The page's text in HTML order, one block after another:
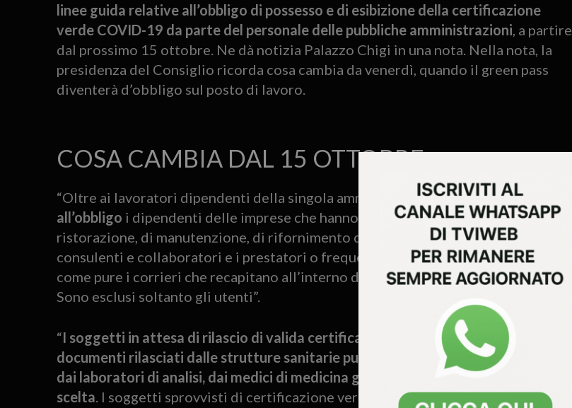
linee guida relative all’obbligo di possesso e di esibizione della certificazione
verde COVID-19 da parte del personale delle pubbliche amministrazioni, a partire
dal prossimo 15 ottobre. Ne dà notizia Palazzo Chigi in una nota. Nella nota, la
presidenza del Consiglio ricorda cosa cambia da venerdì, quando il green pass
diventerà d’obbligo sul posto di lavoro.
COSA CAMBIA DAL 15 OTTOBRE
“Oltre ai lavoratori dipendenti della singola amministrazione, sonosoggetti
all’obbligo i dipendenti delle imprese che hanno in appalto i servizi di pulizia, di
ristorazione, di manutenzione, di rifornimento dei distributori automatici, i
consulenti e collaboratori e i prestatori o frequentatori di corsi di formazione,
come pure i corrieri che recapitano all’interno degli uffici posta d’ufficio o privata.
Sono esclusi soltanto gli utenti”.
“I soggetti in attesa di rilascio di valida certificazione verde potranno utilizzare i
documenti rilasciati dalle strutture sanitarie pubbliche e private, dalle farmacie,
dai laboratori di analisi, dai medici di medicina generale e dai pediatri di libera
scelta . I soggetti sprovvisti di certificazione verde dovranno essere allontanati dal